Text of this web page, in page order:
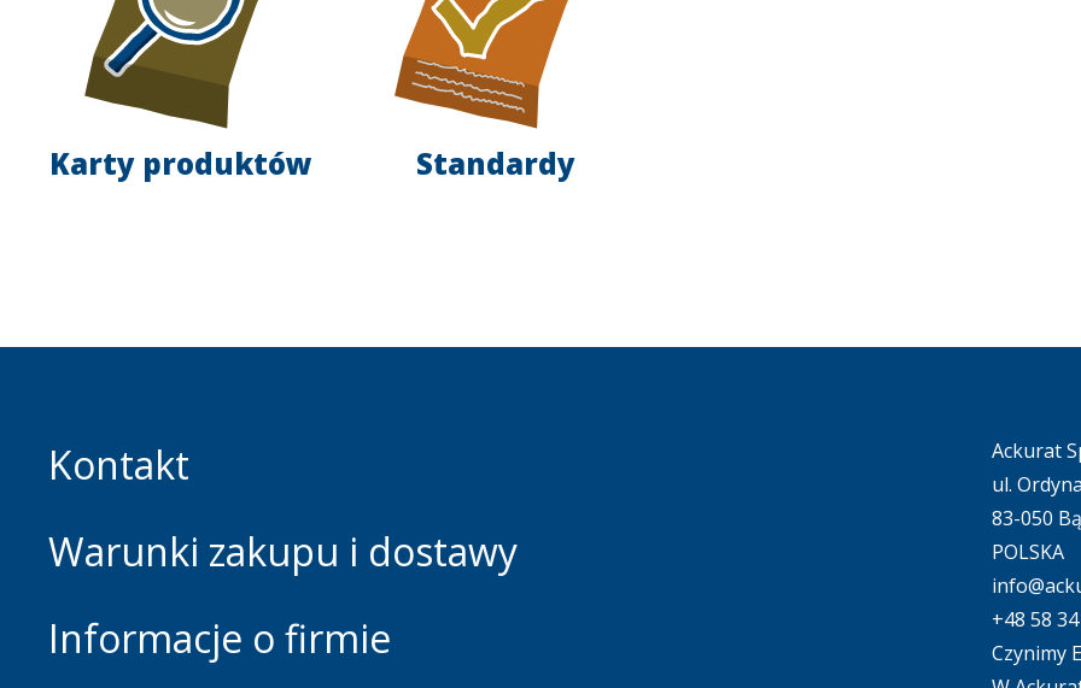
Karty produktów Standardy
Kontakt
Warunki zakupu i dostawy
Informacje o firmie
Ackurat
ul.
83-050
POLSKA
+48 58
Czynimy